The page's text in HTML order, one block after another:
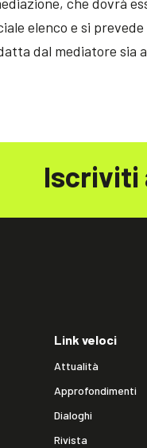
elenco e si
dal mediatore sia
Iscriviti
Link veloci
Attualità
Approfondimenti
Dialoghi
Rivista